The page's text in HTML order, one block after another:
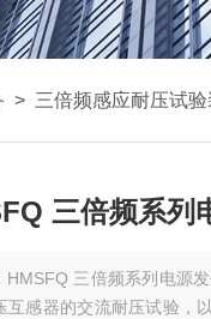
> 三倍频感应耐压试验
三倍频系列
HMSFQ 三倍频系列电源
互感器的交流耐压试验，